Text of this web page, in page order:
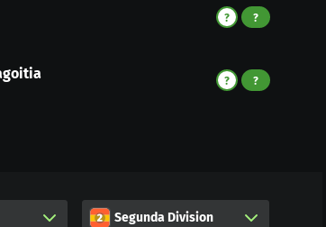
? ?
? ?
Segunda Division